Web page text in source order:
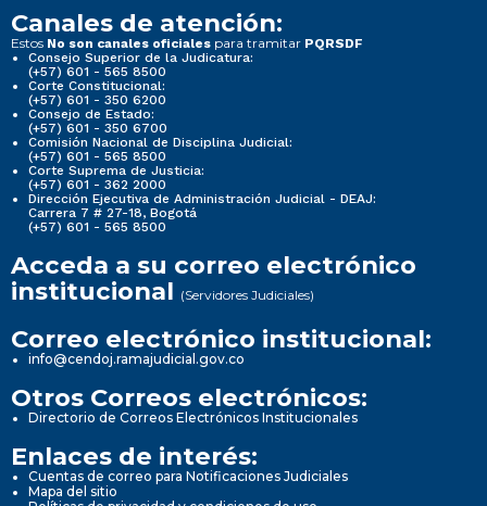
Canales de atención:
Estos No son canales oficiales para tramitar PQRSDF
Consejo Superior de la Judicatura:
(+57) 601 - 565 8500
Corte Constitucional:
(+57) 601 - 350 6200
Consejo de Estado:
(+57) 601 - 350 6700
Comisión Nacional de Disciplina Judicial:
(+57) 601 - 565 8500
Corte Suprema de Justicia:
(+57) 601 - 362 2000
Dirección Ejecutiva de Administración Judicial - DEAJ:
Carrera 7 # 27-18, Bogotá
(+57) 601 - 565 8500
Acceda a su correo electrónico
institucional (Servidores Judiciales)
Correo electrónico institucional:
info@cendoj.ramajudicial.gov.co
Otros Correos electrónicos:
Directorio de Correos Electrónicos Institucionales
Enlaces de interés:
Cuentas de correo para Notificaciones Judiciales
Mapa del sitio